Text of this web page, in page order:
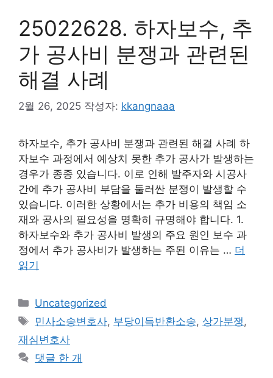
25022628. 하자보수, 추
가 공사비 분쟁과 관련된
해결 사례
2월 26, 2025 작성자: kkangnaaa
하자보수, 추가 공사비 분쟁과 관련된 해결 사례 하
자보수 과정에서 예상치 못한 추가 공사가 발생하는
경우가 종종 있습니다. 이로 인해 발주자와 시공사
간에 추가 공사비 부담을 둘러싼 분쟁이 발생할 수
있습니다. 이러한 상황에서는 추가 비용의 책임 소
재와 공사의 필요성을 명확히 규명해야 합니다. 1.
하자보수와 추가 공사비 발생의 주요 원인 보수 과
정에서 추가 공사비가 발생하는 주된 이유는 … 더
읽기
카
테
리
Uncategorized
태
그
민사소송변호사, 부당이득반환소송, 상가분쟁,
재심변호사
댓글 한 개